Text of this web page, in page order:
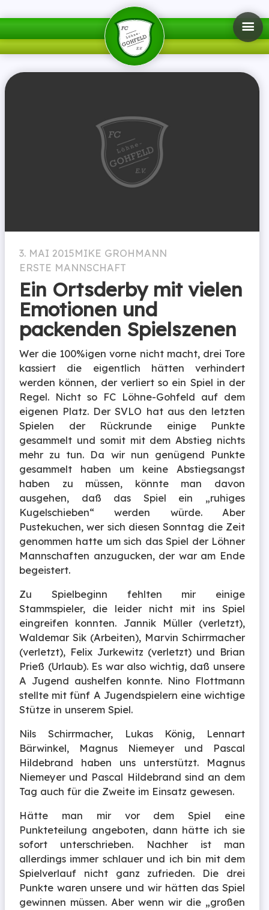
3. MAI 2015MIKE GROHMANN
ERSTE MANNSCHAFT
Ein Ortsderby mit vielen
Emotionen und
packenden Spielszenen
Wer die 100%igen vorne nicht macht, drei Tore
kassiert die eigentlich hätten verhindert
werden können, der verliert so ein Spiel in der
Regel. Nicht so FC Löhne-Gohfeld auf dem
eigenen Platz. Der SVLO hat aus den letzten
Spielen der Rückrunde einige Punkte
gesammelt und somit mit dem Abstieg nichts
mehr zu tun. Da wir nun genügend Punkte
gesammelt haben um keine Abstiegsangst
haben zu müssen, könnte man davon
ausgehen, daß das Spiel ein „ruhiges
Kugelschieben“ werden würde. Aber
Pustekuchen, wer sich diesen Sonntag die Zeit
genommen hatte um sich das Spiel der Löhner
Mannschaften anzugucken, der war am Ende
begeistert.
Zu Spielbeginn fehlten mir einige
Stammspieler, die leider nicht mit ins Spiel
eingreifen konnten. Jannik Müller (verletzt),
Waldemar Sik (Arbeiten), Marvin Schirrmacher
(verletzt), Felix Jurkewitz (verletzt) und Brian
Prieß (Urlaub). Es war also wichtig, daß unsere
A Jugend aushelfen konnte. Nino Flottmann
stellte mit fünf A Jugendspielern eine wichtige
Stütze in unserem Spiel.
Nils Schirrmacher, Lukas König, Lennart
Bärwinkel, Magnus Niemeyer und Pascal
Hildebrand haben uns unterstützt. Magnus
Niemeyer und Pascal Hildebrand sind an dem
Tag auch für die Zweite im Einsatz gewesen.
Hätte man mir vor dem Spiel eine
Punkteteilung angeboten, dann hätte ich sie
sofort unterschrieben. Nachher ist man
allerdings immer schlauer und ich bin mit dem
Spielverlauf nicht ganz zufrieden. Die drei
Punkte waren unsere und wir hätten das Spiel
gewinnen müssen. Aber wenn wir die „großen